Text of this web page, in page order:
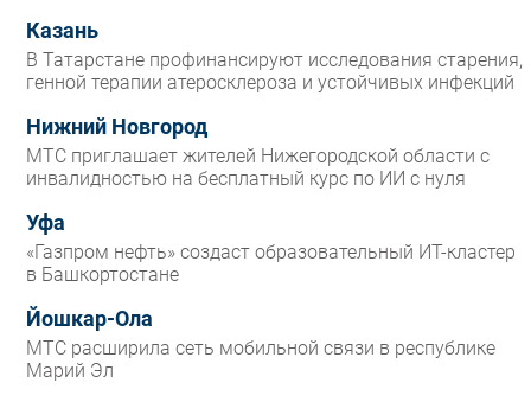
Казань
В Татарстане профинансируют исследования старения,
генной терапии атеросклероза и устойчивых инфекций
Нижний Новгород
МТС приглашает жителей Нижегородской области с
инвалидностью на бесплатный курс по ИИ с нуля
Уфа
«Газпром нефть» создаст образовательный ИТ-кластер
в Башкортостане
Йошкар-Ола
МТС расширила сеть мобильной связи в республике
Марий Эл